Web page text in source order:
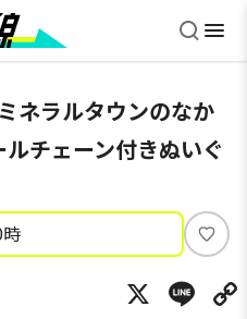
ネラルタウンのなか
チェーン付きぬいぐ
い
ね
X